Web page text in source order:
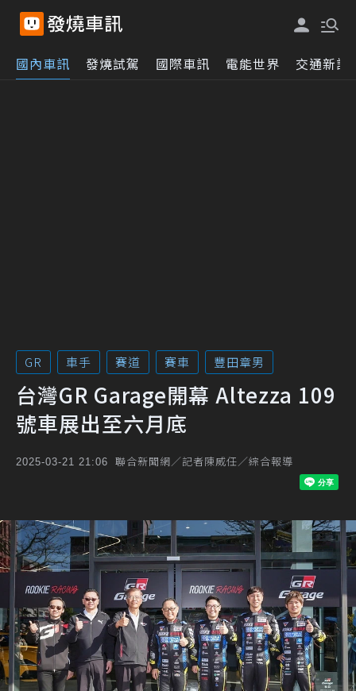
國內車訊 發燒試駕 國際車訊 電能世界 交通新訊
GR 車手 賽道 賽車 豐田章男
台灣GR Garage開幕 Altezza 109
號車展出至六月底
2025-03-21 21:06 聯合新聞網／記者陳威任／綜合報導